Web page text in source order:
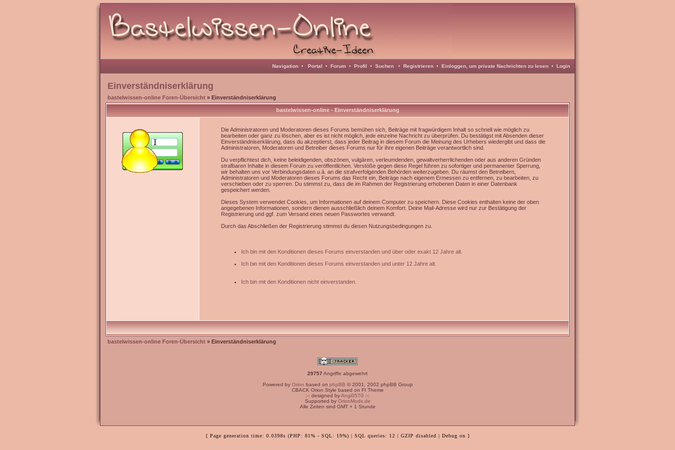
Navigation • Portal • Forum • Profil • Suchen • Registrieren • Einloggen, um private Nachrichten zu lesen • Login
Einverständniserklärung
bastelwissen-online Foren-Übersicht » Einverständniserklärung
bastelwissen-online - Einverständniserklärung
Die Administratoren und Moderatoren dieses Forums bemühen sich, Beiträge mit fragwürdigem Inhalt so schnell wie möglich zu
bearbeiten oder ganz zu löschen, aber es ist nicht möglich, jede einzelne Nachricht zu überprüfen. Du bestätigst mit Absenden dieser
Einverständniserklärung, dass du akzeptierst, dass jeder Beitrag in diesem Forum die Meinung des Urhebers wiedergibt und dass die
Administratoren, Moderatoren und Betreiber dieses Forums nur für ihre eigenen Beiträge verantwortlich sind.
Du verpflichtest dich, keine beleidigenden, obszönen, vulgären, verleumdenden, gewaltverherrlichenden oder aus anderen Gründen
strafbaren Inhalte in diesem Forum zu veröffentlichen. Verstöße gegen diese Regel führen zu sofortiger und permanenter Sperrung,
wir behalten uns vor Verbindungsdaten u.ä. an die strafverfolgenden Behörden weiterzugeben. Du räumst den Betreibern,
Administratoren und Moderatoren dieses Forums das Recht ein, Beiträge nach eigenem Ermessen zu entfernen, zu bearbeiten, zu
verschieben oder zu sperren. Du stimmst zu, dass die im Rahmen der Registrierung erhobenen Daten in einer Datenbank
gespeichert werden.
Dieses System verwendet Cookies, um Informationen auf deinem Computer zu speichern. Diese Cookies enthalten keine der oben
angegebenen Informationen, sondern dienen ausschließlich deinem Komfort. Deine Mail-Adresse wird nur zur Bestätigung der
Registrierung und ggf. zum Versand eines neuen Passwortes verwandt.
Durch das Abschließen der Registrierung stimmst du diesen Nutzungsbedingungen zu.
Ich bin mit den Konditionen dieses Forums einverstanden und über oder exakt 12 Jahre alt.
Ich bin mit den Konditionen dieses Forums einverstanden und unter 12 Jahre alt.
Ich bin mit den Konditionen nicht einverstanden.
bastelwissen-online Foren-Übersicht » Einverständniserklärung
29757 Angriffe abgewehrt
Powered by Orion based on phpBB © 2001, 2002 phpBB Group
CBACK Orion Style based on FI Theme
:-: designed byAngi0570 :-:
Supported by OrionMods.de
Alle Zeiten sind GMT + 1 Stunde
[ Page generation time: 0.0398s (PHP: 81% - SQL: 19%) | SQL queries: 12 | GZIP disabled | Debug on ]